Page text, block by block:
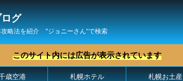
グ
略法を紹介 ″ジョニーさん“で検索
このサイト内には広告が表示されています
歳空港 札幌ホテル 札幌お土産